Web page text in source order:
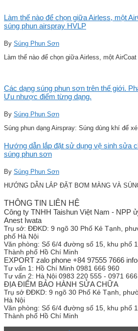
Làm thế nào để chọn giữa Airless, một
súng phun airspray HVLP
By Súng Phun Sơn
Làm thế nào để chọn giữa Airless, một AirCoat
Các dạng súng phun sơn trên thế giới.
Ưu nhược điểm từng dạng.
By Súng Phun Sơn
Súng phun dạng Airspray: Súng dùng khí để
Hướng dẫn lắp đặt sử dụng vệ sinh sửa
súng phun sơn
By Súng Phun Sơn
HƯỚNG DẪN LẮP ĐẶT BƠM MÀNG VÀ
THÔNG TIN LIÊN HỆ
Công ty TNHH Taishun Việt Nam - NPP
Anest Iwata
Trụ sở: ĐĐKD: 9 ngõ 30 Phố Kẻ Tạnh,
phố Hà Nội
Văn phòng: Số 6/4 đường số 15, khu phố
Thành phố Hồ Chí Minh
EXPORT zalo phone +84 97555 7666
Tư vấn 1: Hồ Chí Minh 0981 666 960
Tư vấn 2: Hà Nội 0983 220 555 - 0971
ĐỊA ĐIỂM BẢO HÀNH SỬA CHỮA
Trụ sở ĐĐKD: 9 ngõ 30 Phố Kẻ Tạnh,
Hà Nội
Văn phòng: Số 6/4 đường số 15, khu phố
Thành phố Hồ Chí Minh